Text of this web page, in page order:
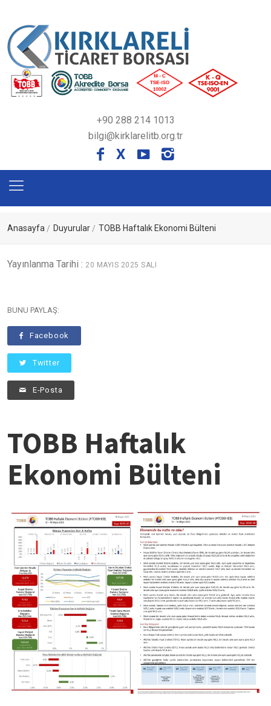
+90 288 214 1013
bilgi@kirklarelitb.org.tr
X
Anasayfa Duyurular TOBB Haftalık Ekonomi Bülteni
Yayınlanma Tarihi : 20 MAYIS 2025 SALI
BUNU PAYLAŞ:
Facebook
Twitter
E-Posta
TOBB Haftalık
Ekonomi Bülteni